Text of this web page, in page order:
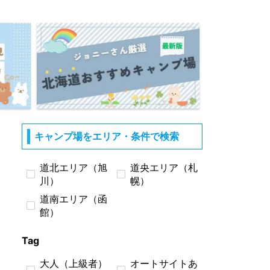
キャンプ場をエリア・条件で検索
道北エリア（旭
川）
道央エリア（札
幌）
道南エリア（函
館）
Tag
大人（上級者）
オートサイトあ